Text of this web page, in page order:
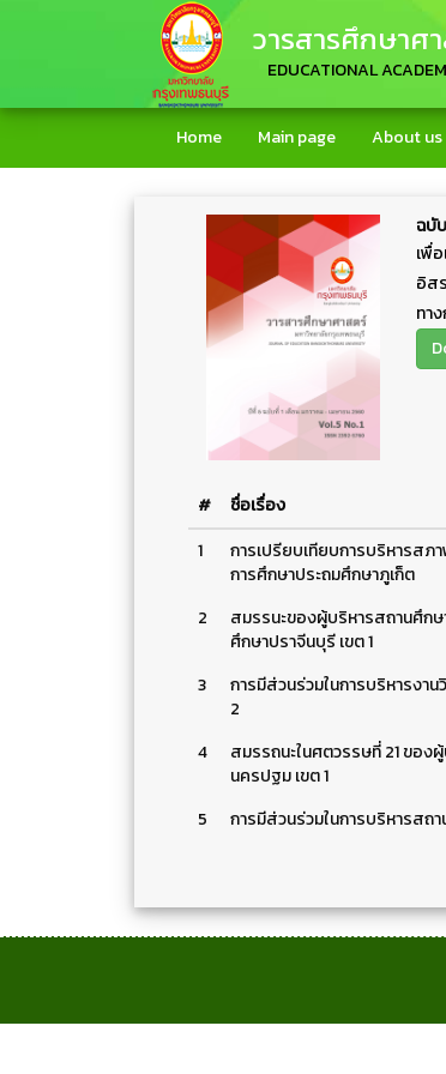
วารสารศึกษาศ
EDUCATIONAL
Home Main page About us
ฉบั
เพื่
อิส
ทา
# ชื่อเรื่อง
1
การเปรียบเทียบการบริหารสภ
การศึกษาประถมศึกษาภูเก็ต
2
สมรรนะของผู้บริหารสถานศึก
ศึกษาปราจีนบุรี เขต 1
3
การมีส่วนร่วมในการบริหารงา
2
4
สมรรถนะในศตวรรษที่ 21 ขอ
นครปฐม เขต 1
5
การมีส่วนร่วมในการบริหารสถ